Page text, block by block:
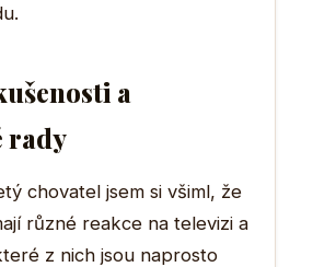
a
rady
chovatel jsem si všiml, že
různé reakce na televizi a
z nich jsou naprosto